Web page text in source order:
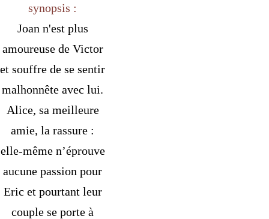
synopsis :
Joan n'est plus
amoureuse de Victor
et souffre de se sentir
malhonnête avec lui.
Alice, sa meilleure
amie, la rassure :
elle-même n’éprouve
aucune passion pour
Eric et pourtant leur
couple se porte à